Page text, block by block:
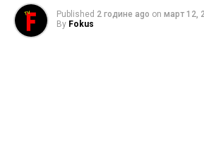
Published 2 године ago on март 12,
By Fokus